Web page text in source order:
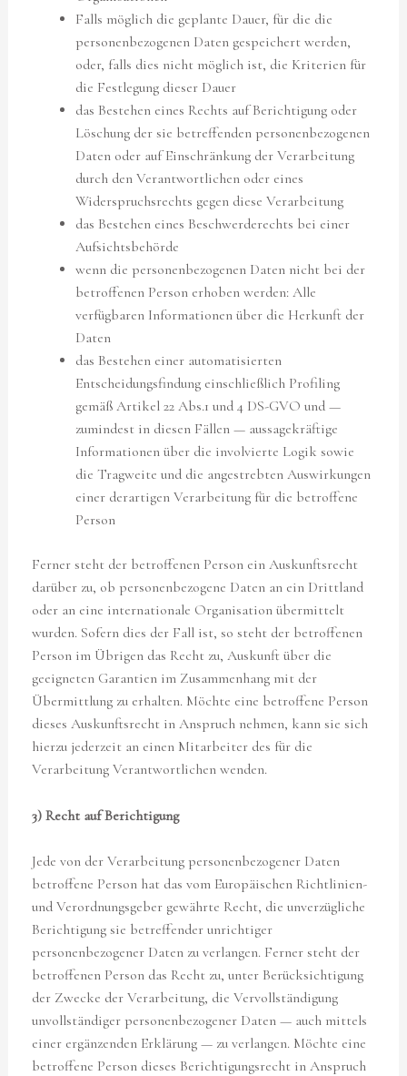
Falls möglich die geplante Dauer, für die die
personenbezogenen Daten gespeichert werden,
oder, falls dies nicht möglich ist, die Kriterien für
die Festlegung dieser Dauer
das Bestehen eines Rechts auf Berichtigung oder
Löschung der sie betreffenden personenbezogenen
Daten oder auf Einschränkung der Verarbeitung
durch den Verantwortlichen oder eines
Widerspruchsrechts gegen diese Verarbeitung
das Bestehen eines Beschwerderechts bei einer
Aufsichtsbehörde
wenn die personenbezogenen Daten nicht bei der
betroffenen Person erhoben werden: Alle
verfügbaren Informationen über die Herkunft der
Daten
das Bestehen einer automatisierten
Entscheidungsfindung einschließlich Profiling
gemäß Artikel 22 Abs.1 und 4 DS-GVO und —
zumindest in diesen Fällen — aussagekräftige
Informationen über die involvierte Logik sowie
die Tragweite und die angestrebten Auswirkungen
einer derartigen Verarbeitung für die betroffene
Person
Ferner steht der betroffenen Person ein Auskunftsrecht
darüber zu, ob personenbezogene Daten an ein Drittland
oder an eine internationale Organisation übermittelt
wurden. Sofern dies der Fall ist, so steht der betroffenen
Person im Übrigen das Recht zu, Auskunft über die
geeigneten Garantien im Zusammenhang mit der
Übermittlung zu erhalten. Möchte eine betroffene Person
dieses Auskunftsrecht in Anspruch nehmen, kann sie sich
hierzu jederzeit an einen Mitarbeiter des für die
Verarbeitung Verantwortlichen wenden.
3) Recht auf Berichtigung
Jede von der Verarbeitung personenbezogener Daten
betroffene Person hat das vom Europäischen Richtlinien-
und Verordnungsgeber gewährte Recht, die unverzügliche
Berichtigung sie betreffender unrichtiger
personenbezogener Daten zu verlangen. Ferner steht der
betroffenen Person das Recht zu, unter Berücksichtigung
der Zwecke der Verarbeitung, die Vervollständigung
unvollständiger personenbezogener Daten — auch mittels
einer ergänzenden Erklärung — zu verlangen. Möchte eine
betroffene Person dieses Berichtigungsrecht in Anspruch